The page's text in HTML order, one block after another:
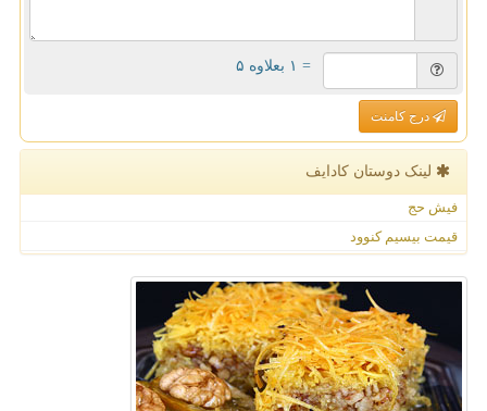
= ۱ بعلاوه ۵
درج کامنت
لینک دوستان كادایف
فیش حج
قیمت بیسیم کنوود